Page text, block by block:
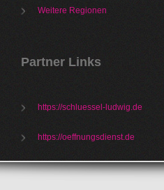
Weitere Regionen
Partner Links
https://schluessel-ludwig.de
https://oeffnungsdienst.de